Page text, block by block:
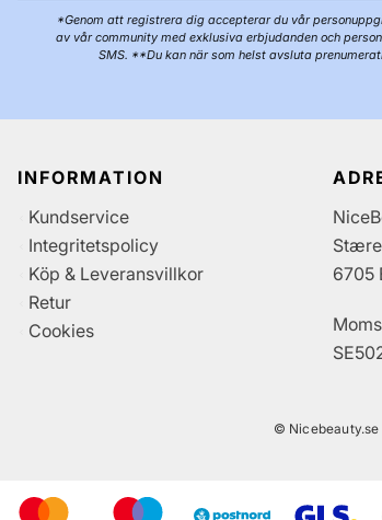
*Genom att registrera dig accepterar du vår
av vår community med exklusiva erbjudanden och
SMS. **Du kan när som helst avsluta
INFORMATION
Kundservice
Integritetspolicy
Köp & Leveransvillkor
Retur
Cookies
6705
© Nicebeauty.se